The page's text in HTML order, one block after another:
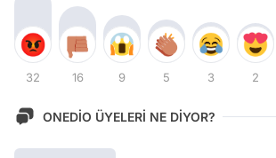
32 16 9 5 3 2
ONEDİO ÜYELERİ NE DİYOR?